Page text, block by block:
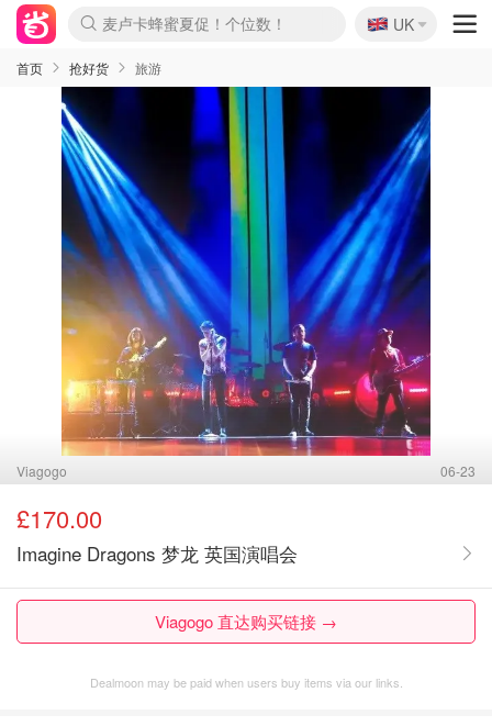
麦卢卡蜂蜜夏促！个位数！
Prada/Miu 4.8折！
啥？必胜客披萨5折！
🇬🇧
UK
首页 抢好货 旅游
Viagogo 06-23
£170.00
Imagine Dragons 梦龙 英国演唱会
Viagogo 直达购买链接 →
Dealmoon may be paid when users buy items via our links.